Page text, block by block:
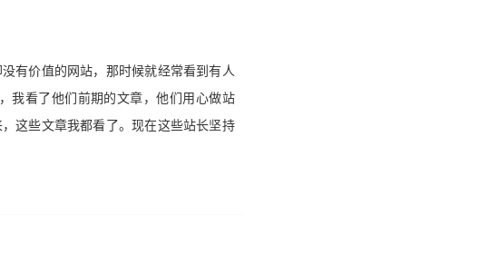
有价值的网站，那时候就经常看到有人
我看了他们前期的文章，他们用心做站
这些文章我都看了。现在这些站长坚持